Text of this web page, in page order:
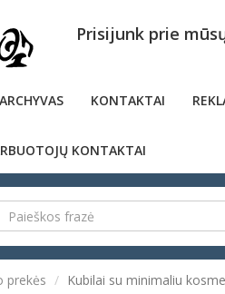
Prisijunk prie
ARCHYVAS KONTAKTAI
KONTAKTAI
prekės Kubilai su minimaliu